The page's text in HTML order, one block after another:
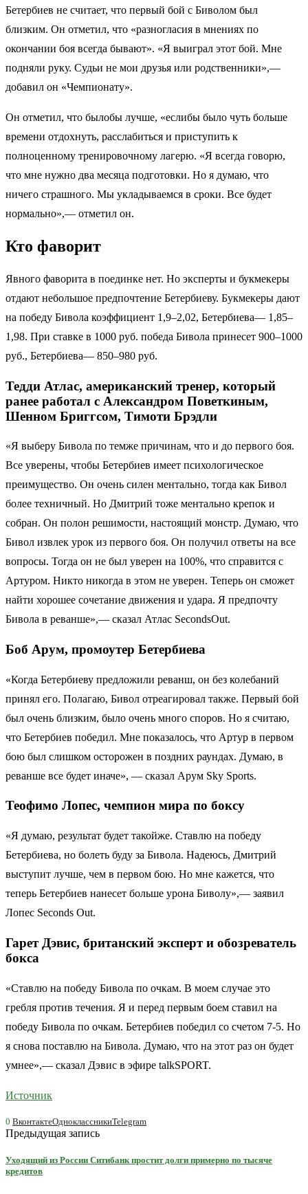
Бетербиев не считает, что первый бой с Биволом был
близким. Он отметил, что «разногласия в мнениях по
окончании боя всегда бывают». «Я выиграл этот бой. Мне
подняли руку. Судьи не мои друзья или родственники»,—
добавил он «Чемпионату».
Он отметил, что былобы лучше, «еслибы было чуть больше
времени отдохнуть, расслабиться и приступить к
полноценному тренировочному лагерю. «Я всегда говорю,
что мне нужно два месяца подготовки. Но я думаю, что
ничего страшного. Мы укладываемся в сроки. Все будет
нормально»,— отметил он.
Кто фаворит
Явного фаворита в поединке нет. Но эксперты и букмекеры
отдают небольшое предпочтение Бетербиеву. Букмекеры дают
на победу Бивола коэффициент 1,9–2,02, Бетербиева— 1,85–
1,98. При ставке в 1000 руб. победа Бивола принесет 900–1000
руб., Бетербиева— 850–980 руб.
Тедди Атлас, американский тренер, который
ранее работал с Александром Поветкиным,
Шенном Бриггсом, Тимоти Брэдли
«Я выберу Бивола по темже причинам, что и до первого боя.
Все уверены, чтобы Бетербиев имеет психологическое
преимущество. Он очень силен ментально, тогда как Бивол
более техничный. Но Дмитрий тоже ментально крепок и
собран. Он полон решимости, настоящий монстр. Думаю, что
Бивол извлек урок из первого боя. Он получил ответы на все
вопросы. Тогда он не был уверен на 100%, что справится с
Артуром. Никто никогда в этом не уверен. Теперь он сможет
найти хорошее сочетание движения и удара. Я предпочту
Бивола в реванше»,— сказал Атлас SecondsOut.
Боб Арум, промоутер Бетербиева
«Когда Бетербиеву предложили реванш, он без колебаний
принял его. Полагаю, Бивол отреагировал также. Первый бой
был очень близким, было очень много споров. Но я считаю,
что Бетербиев победил. Мне показалось, что Артур в первом
бою был слишком осторожен в поздних раундах. Думаю, в
реванше все будет иначе», — сказал Арум Sky Sports.
Теофимо Лопес, чемпион мира по боксу
«Я думаю, результат будет такойже. Ставлю на победу
Бетербиева, но болеть буду за Бивола. Надеюсь, Дмитрий
выступит лучше, чем в первом бою. Но мне кажется, что
теперь Бетербиев нанесет больше урона Биволу»,— заявил
Лопес Seconds Out.
Гарет Дэвис, британский эксперт и обозреватель
бокса
«Ставлю на победу Бивола по очкам. В моем случае это
гребля против течения. Я и перед первым боем ставил на
победу Бивола по очкам. Бетербиев победил со счетом 7-5. Но
я снова поставлю на Бивола. Думаю, что на этот раз он будет
умнее»,— сказал Дэвис в эфире talkSPORT.
Источник
0 ВконтактеОдноклассникиTelegram
Предыдущая запись
Уходящий из России Ситибанк простит долги примерно по тысяче
кредитов